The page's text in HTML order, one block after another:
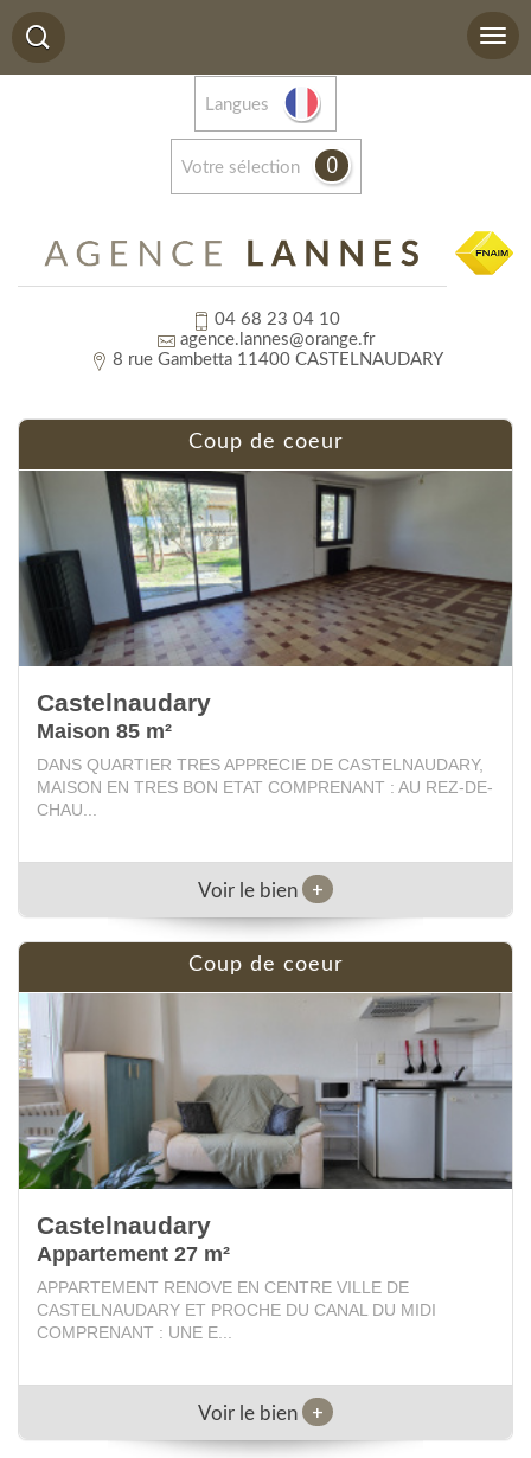
Langues
votre sélection 0
04 68 23 04 10
agence.lannes@orange.fr
8 rue Gambetta 11400 CASTELNAUDARY
coup de coeur
Castelnaudary
Maison 85 m²
DANS QUARTIER TRES APPRECIE DE CASTELNAUDARY,
MAISON EN TRES BON ETAT COMPRENANT : AU REZ-DE-
CHAU...
Voir le bien +
coup de coeur
Castelnaudary
Appartement 27 m²
APPARTEMENT RENOVE EN CENTRE VILLE DE
CASTELNAUDARY ET PROCHE DU CANAL DU MIDI
COMPRENANT : UNE E...
Voir le bien +